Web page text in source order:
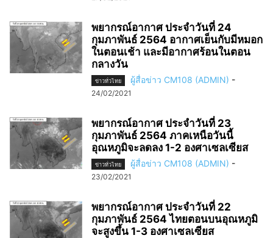
พยากรณ์อากาศ ประจำวันที่ 24
กุมภาพันธ์ 2564 อากาศเย็นกับมีหมอก
ในตอนเช้า และมีอากาศร้อนในตอน
กลางวัน
ข่าวทั่วไทย ผู้สื่อข่าว CM108 (ADMIN) -
24/02/2021
พยากรณ์อากาศ ประจำวันที่ 23
กุมภาพันธ์ 2564 ภาคเหนือวันนี้
อุณหภูมิจะลดลง 1-2 องศาเซลเซียส
ข่าวทั่วไทย ผู้สื่อข่าว CM108 (ADMIN) -
23/02/2021
พยากรณ์อากาศ ประจำวันที่ 22
กุมภาพันธ์ 2564 ไทยตอนบนอุณหภูมิ
จะสูงขึ้น 1-3 องศาเซลเซียส